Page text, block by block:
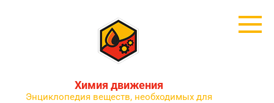
Химия движения
Энциклопедия веществ, необходимых для